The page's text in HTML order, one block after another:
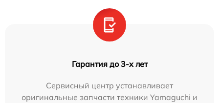
Гарантия до 3-х лет
Сервисный центр устанавливает
оригинальные запчасти техники Yamaguchi и